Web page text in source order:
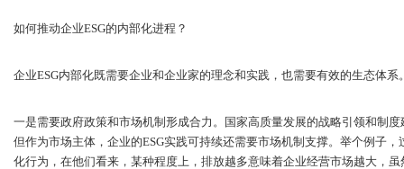
如何推动企业ESG的内部化进程？
企业ESG内部化既需要企业和企业家的理念和实践，也需要有效的生态体
一是需要政府政策和市场机制形成合力。国家高质量发展的战略引领和制
但作为市场主体，企业的ESG实践可持续还需要市场机制支撑。举个例子
化行为，在他们看来，某种程度上，排放越多意味着企业经营市场越大，